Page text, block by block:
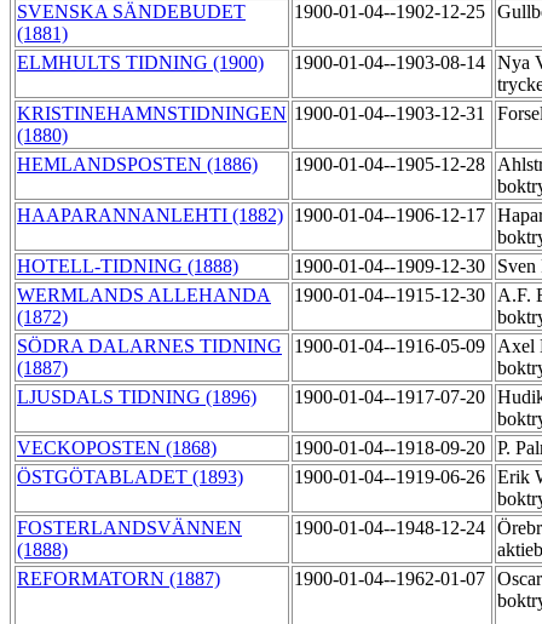
SVENSKA SÄNDEBUDET
(1881)
1900-01-04--1902-12-25
ELMHULTS TIDNING (1900) 1900-01-04--1903-08-14 Nya
KRISTINEHAMNSTIDNINGEN
(1880)
1900-01-04--1903-12-31
HEMLANDSPOSTEN (1886) 1900-01-04--1905-12-28
HAAPARANNANLEHTI (1882) 1900-01-04--1906-12-17
HOTELL-TIDNING (1888)
1900-01-04--1909-12-30
WERMLANDS ALLEHANDA
(1872)
1900-01-04--1915-12-30
A.F.
SÖDRA DALARNES TIDNING
(1887)
1900-01-04--1916-05-09
Axel
LJUSDALS TIDNING (1896)
1900-01-04--1917-07-20
VECKOPOSTEN (1868)
1900-01-04--1918-09-20 P.
ÖSTGÖTABLADET (1893)
1900-01-04--1919-06-26 Erik
FOSTERLANDSVÄNNEN
(1888)
1900-01-04--1948-12-24
REFORMATORN (1887)
1900-01-04--1962-01-07